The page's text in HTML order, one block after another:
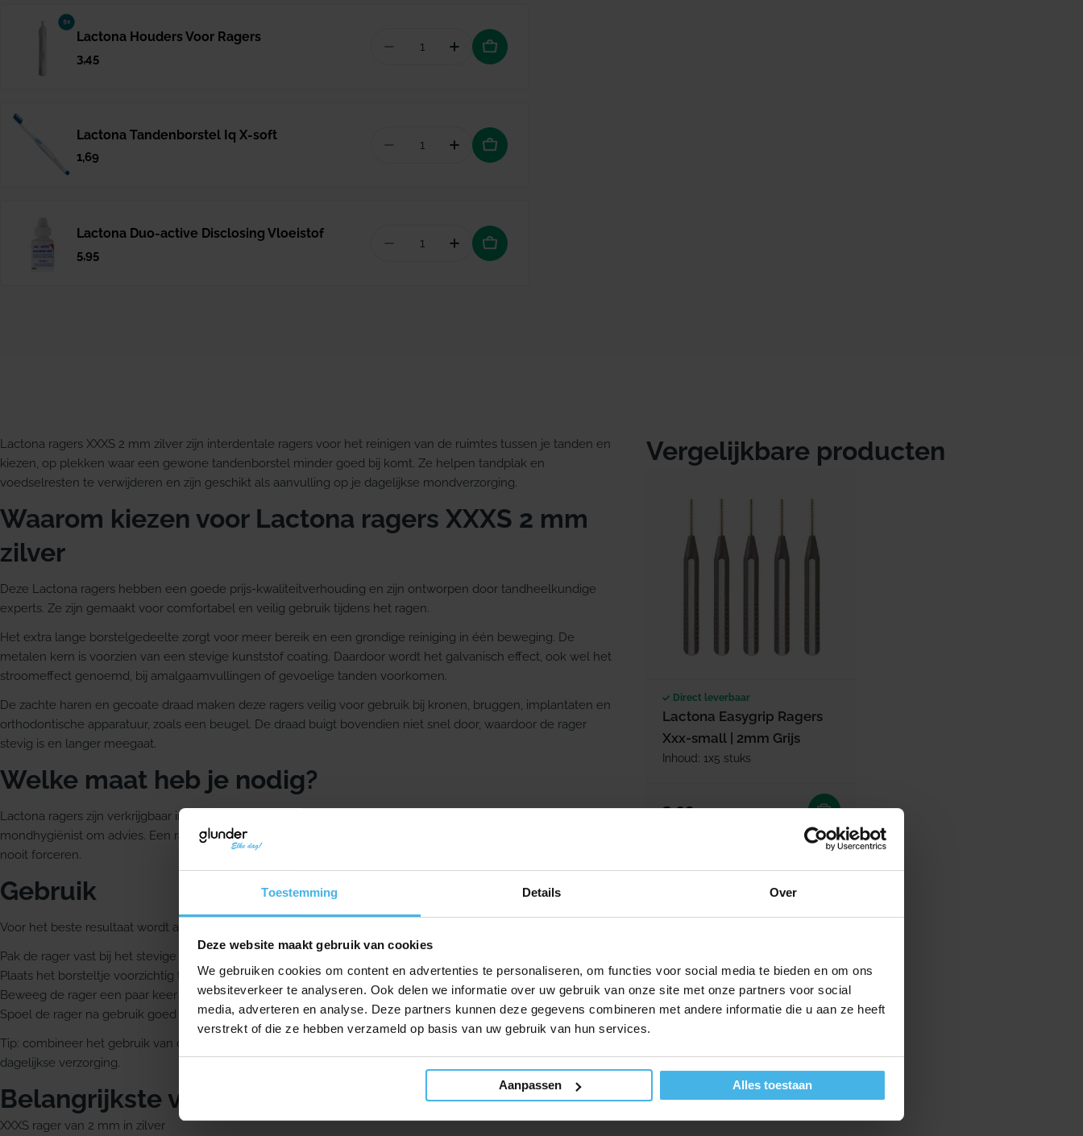
Toestemming Details Over
Deze website maakt gebruik van cookies
We gebruiken cookies om content en advertenties te personaliseren, om functies voor social media te bieden en om ons
websiteverkeer te analyseren. Ook delen we informatie over uw gebruik van onze site met onze partners voor social
media, adverteren en analyse. Deze partners kunnen deze gegevens combineren met andere informatie die u aan ze heeft
verstrekt of die ze hebben verzameld op basis van uw gebruik van hun services.
Aanpassen Alles toestaan
Lactona Houders Voor Ragers
Normale
3,45 Aantal verminderen voor Lactona houders voor ragers
Hoeveelheid verhogen voor Lactona houders voor ragers
Lactona Tandenborstel Iq X-soft
Normale
1,69 Aantal verminderen voor Lactona tandenborstel IQ X-soft
Hoeveelheid verhogen voor Lactona tandenborstel IQ X-soft
Lactona Duo-active Disclosing Vloeistof
Normale
5,95 Aantal verminderen voor Lactona Duo-Active disclosing vloeistof
Hoeveelheid verhogen voor Lactona Duo-Active disclosing vloeistof
Lactona ragers XXXS 2 mm zilver zijn interdentale ragers voor het reinigen van de ruimtes tussen je tanden en
kiezen, op plekken waar een gewone tandenborstel minder goed bij komt. Ze helpen tandplak en
voedselresten te verwijderen en zijn geschikt als aanvulling op je dagelijkse mondverzorging.
Waarom kiezen voor Lactona ragers XXXS 2 mm
zilver
Deze Lactona ragers hebben een goede prijs-kwaliteitverhouding en zijn ontworpen door tandheelkundige
experts. Ze zijn gemaakt voor comfortabel en veilig gebruik tijdens het ragen.
Het extra lange borstelgedeelte zorgt voor meer bereik en een grondige reiniging in één beweging. De
metalen kern is voorzien van een stevige kunststof coating. Daardoor wordt het galvanisch effect, ook wel het
stroomeffect genoemd, bij amalgaamvullingen of gevoelige tanden voorkomen.
De zachte haren en gecoate draad maken deze ragers veilig voor gebruik bij kronen, bruggen, implantaten en
orthodontische apparatuur, zoals een beugel. De draad buigt bovendien niet snel door, waardoor de rager
stevig is en langer meegaat.
Welke maat heb je nodig?
Lactona ragers zijn verkrijgbaar in verschillende maten. Twijfel je over de juiste maat, vraag dan je tandarts of
mondhygiënist om advies. Een rager moet met lichte weerstand tussen je tanden passen, maar je mag hem
nooit forceren.
Gebruik
Voor het beste resultaat wordt aangeraden om de Lactona ragers dagelijks te gebruiken.
Pak de rager vast bij het stevige handvat.
Plaats het borsteltje voorzichtig tussen je tanden of kiezen, zo dicht mogelijk bij het tandvlees.
Beweeg de rager een paar keer horizontaal heen en weer.
Spoel de rager na gebruik goed af onder de kraan en laat hem drogen.
Tip: combineer het gebruik van deze Lactona ragers met een goede fluoridetandpasta als onderdeel van je
dagelijkse verzorging.
Belangrijkste voordelen
XXXS rager van 2 mm in zilver
Vergelijkbare producten
Direct leverbaar
Lactona Easygrip Ragers
Xxx-small | 2mm Grijs
Inhoud: 1x5 stuks
Normale prijs
2,09